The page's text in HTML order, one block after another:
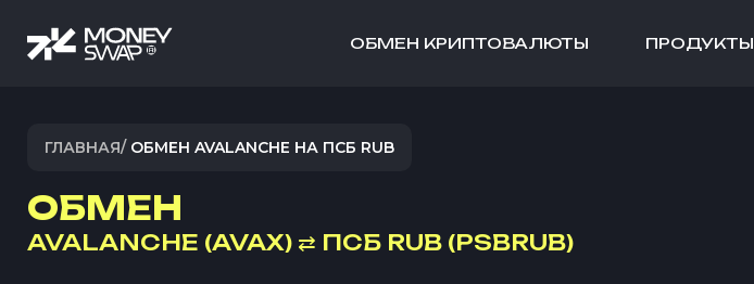
ОБМЕН КРИПТОВАЛЮТЫ ПРОДУКТЫ
ГЛАВНАЯ/ ОБМЕН AVALANCHE НА ПСБ RUB
ОБМЕН
AVALANCHE (AVAX) ⇄ ПСБ RUB (PSBRUB)